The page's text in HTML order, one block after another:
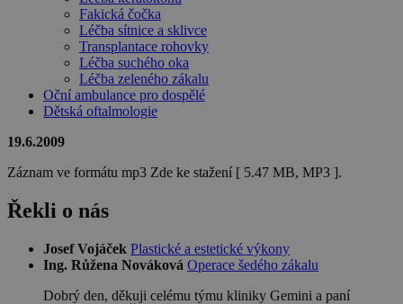
Fakická čočka
Léčba sítnice a sklivce
Transplantace rohovky
Léčba suchého oka
Léčba zeleného zákalu
Oční ambulance pro dospělé
Dětská oftalmologie
19.6.2009
Záznam ve formátu mp3 Zde ke stažení [ 5.47 MB, MP3 ].
Řekli o nás
Josef Vojáček Plastické a estetické výkony
Ing. Růžena Nováková Operace šedého zákalu
Dobrý den, děkuji celému týmu kliniky Gemini a paní